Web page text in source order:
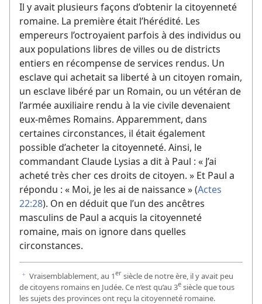
Il y avait plusieurs façons d’obtenir la citoyenneté
romaine. La première était l’hérédité. Les
empereurs l’octroyaient parfois à des individus ou
aux populations libres de villes ou de districts
entiers en récompense de services rendus. Un
esclave qui achetait sa liberté à un citoyen romain,
un esclave libéré par un Romain, ou un vétéran de
l’armée auxiliaire rendu à la vie civile devenaient
eux-mêmes Romains. Apparemment, dans
certaines circonstances, il était également
possible d’acheter la citoyenneté. Ainsi, le
commandant Claude Lysias a dit à Paul : « J’ai
acheté très cher ces droits de citoyen. » Et Paul a
répondu : « Moi, je les ai de naissance » (Actes
22:28). On en déduit que l’un des ancêtres
masculins de Paul a acquis la citoyenneté
romaine, mais on ignore dans quelles
circonstances.
f Vraisemblablement, au 1er siècle de notre ère, il y avait peu
de citoyens romains en Judée. Ce n’est qu’au 3e siècle que tous
les sujets des provinces ont reçu la citoyenneté romaine.